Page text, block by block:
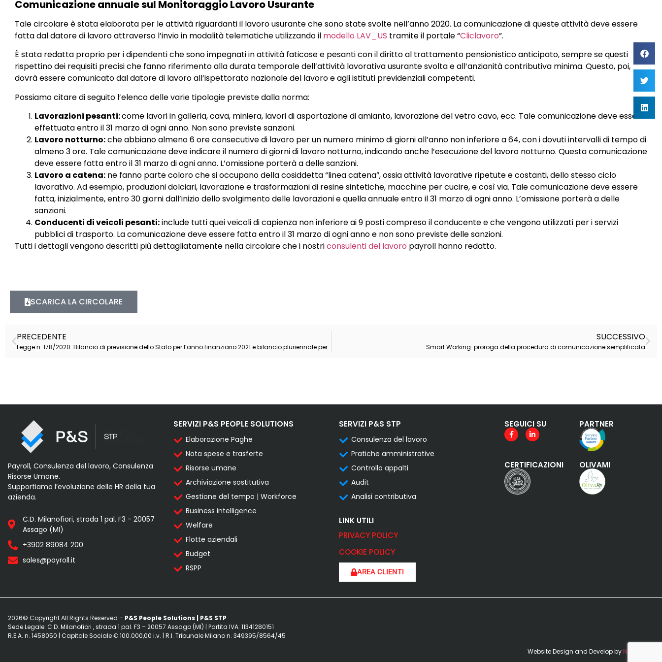
Comunicazione annuale sul Monitoraggio Lavoro Usurante
Tale circolare è stata elaborata per le attività riguardanti il lavoro usurante che sono state svolte nell’anno 2020. La comunicazione di queste attività deve essere
fatta dal datore di lavoro attraverso l’invio in modalità telematiche utilizzando il modello LAV_US tramite il portale “Cliclavoro”.
È stata redatta proprio per i dipendenti che sono impegnati in attività faticose e pesanti con il diritto al trattamento pensionistico anticipato, sempre se questi
rispettino dei requisiti precisi che fanno riferimento alla durata temporale dell’attività lavorativa usurante svolta e all’anzianità contributiva minima. Questo, poi,
dovrà essere comunicato dal datore di lavoro all’ispettorato nazionale del lavoro e agli istituti previdenziali competenti.
Possiamo citare di seguito l’elenco delle varie tipologie previste dalla norma:
Lavorazioni pesanti:come lavori in galleria, cava, miniera, lavori di asportazione di amianto, lavorazione del vetro cavo, ecc. Tale comunicazione deve essere
effettuata entro il 31 marzo di ogni anno. Non sono previste sanzioni.
Lavoro notturno:che abbiano almeno 6 ore consecutive di lavoro per un numero minimo di giorni all’anno non inferiore a 64, con i dovuti intervalli di tempo di
almeno 3 ore. Tale comunicazione deve indicare il numero di giorni di lavoro notturno, indicando anche l’esecuzione del lavoro notturno. Questa comunicazione
deve essere fatta entro il 31 marzo di ogni anno. L’omissione porterà a delle sanzioni.
Lavoro a catena: ne fanno parte coloro che si occupano della cosiddetta “linea catena”, ossia attività lavorative ripetute e costanti, dello stesso ciclo
lavorativo. Ad esempio, produzioni dolciari, lavorazione e trasformazioni di resine sintetiche, macchine per cucire, e così via. Tale comunicazione deve essere
fatta, inizialmente, entro 30 giorni dall’inizio dello svolgimento delle lavorazioni e quella annuale entro il 31 marzo di ogni anno. L’omissione porterà a delle
sanzioni.
Conducenti di veicoli pesanti:include tutti quei veicoli di capienza non inferiore ai 9 posti compreso il conducente e che vengono utilizzati per i servizi
pubblici di trasporto. La comunicazione deve essere fatta entro il 31 marzo di ogni anno e non sono previste delle sanzioni.
Tutti i dettagli vengono descritti più dettagliatamente nella circolare che i nostriconsulenti del lavoro payroll hanno redatto.
SCARICA LA CIRCOLARE
PRECEDENTE
Legge n. 178/2020: Bilancio di previsione dello Stato per l’anno finanziario 2021 e bilancio pluriennale per il triennio 2021-2023
SUCCESSIVO
Smart Working: proroga della procedura di comunicazione semplificata
Payroll, Consulenza del lavoro, Consulenza
Risorse Umane.
Supportiamo l’evoluzione delle HR della tua
azienda.
C.D. Milanofiori, strada 1 pal. F3 - 20057
Assago (MI)
+3902 89084 200
sales@payroll.it
SERVIZI P&S PEOPLE SOLUTIONS
Elaborazione Paghe
Nota spese e trasferte
Risorse umane
Archiviazione sostitutiva
Gestione del tempo | Workforce
Business intelligence
Welfare
Flotte aziendali
Budget
RSPP
SERVIZI P&S STP
Consulenza del lavoro
Pratiche amministrative
Controllo appalti
Audit
Analisi contributiva
LINK UTILI
PRIVACY POLICY
COOKIE POLICY
AREA CLIENTI
SEGUICI SU PARTNER
CERTIFICAZIONI OLIVAMI
2026© Copyright All Rights Reserved – P&S People Solutions | P&S STP
Sede Legale: C.D. Milanofiori , strada 1 pal. F3 – 20057 Assago (MI) | Partita IVA: 11341280151
R.E.A. n. 1458050 | Capitale Sociale € 100.000,00 i.v. | R.I. Tribunale Milano n. 349395/8564/45
Website Design and Develop by NoAgency